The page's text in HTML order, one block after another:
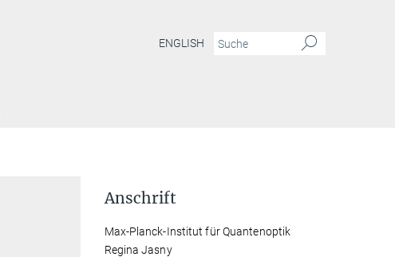
ENGLISH
Anschrift
Max-Planck-Institut für Quantenoptik
Regina Jasny